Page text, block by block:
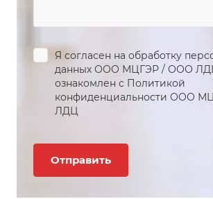
Я согласен на обработку
данных ООО МЦГЭР / ООО
ознакомлен с Политикой
конфиденциальности ООО
ЛДЦ